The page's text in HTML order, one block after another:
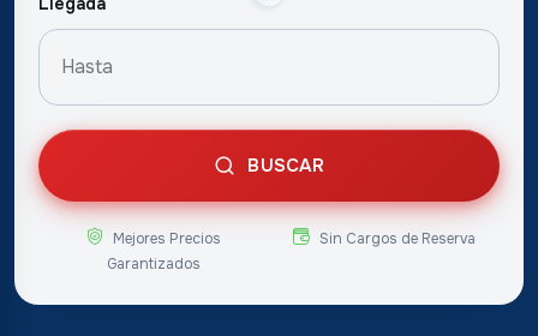
BUSCAR
Mejores Precios
Garantizados
Sin Cargos de Reserva